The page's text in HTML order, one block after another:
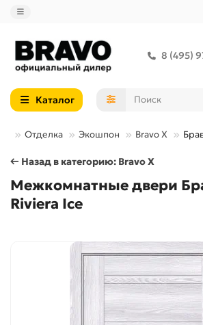
8 (495)
Каталог
Отделка Экошпон Bravo X
← Назад в категорию: Bravo X
Межкомнатные двери
Riviera Ice